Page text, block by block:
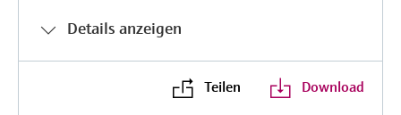
Details anzeigen
Teilen Download